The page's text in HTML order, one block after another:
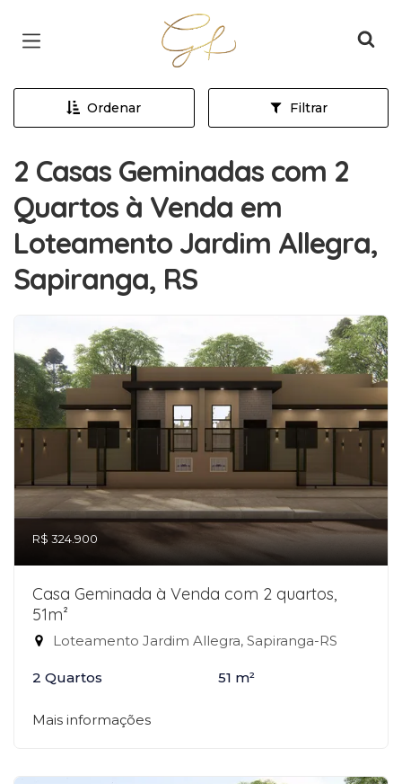
Página inicial
Ordenar Filtrar
2 Casas Geminadas com 2
Quartos à Venda em
Loteamento Jardim Allegra,
Sapiranga, RS
R$ 324.900
Casa Geminada à Venda com 2 quartos,
51m²
Loteamento Jardim Allegra, Sapiranga-RS
2 Quartos 51 m²
Mais informações